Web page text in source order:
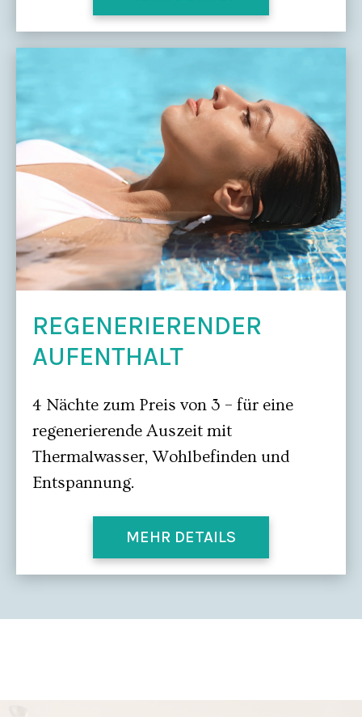
REGENERIERENDER
AUFENTHALT
4 Nächte zum Preis von 3 – für eine
regenerierende Auszeit mit
Thermalwasser, Wohlbefinden und
Entspannung.
MEHR DETAILS